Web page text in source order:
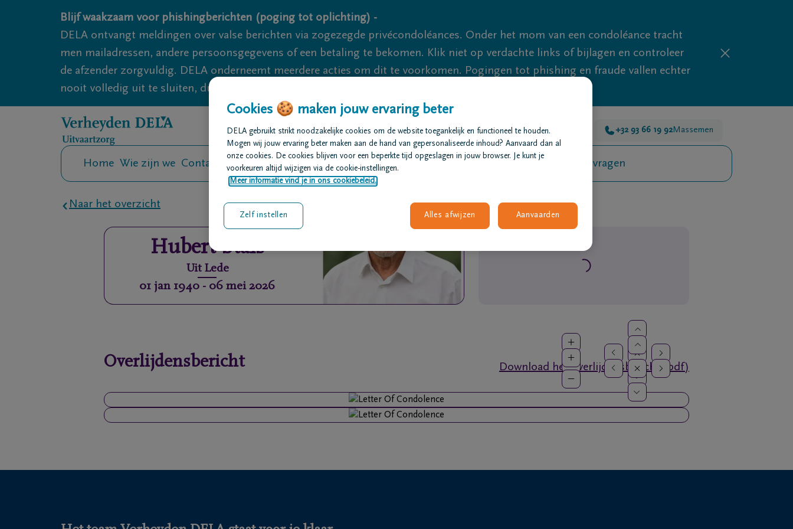
Overslaan en naar inhoud gaan
Blijf waakzaam voor phishingberichten (poging tot oplichting) -
DELA ontvangt meldingen over valse berichten via zogezegde privécondoléances. Onder het mom van een condoléance tracht
men mailadressen, andere persoonsgegevens of een betaling te bekomen. Klik niet op verdachte links of bijlagen en controleer
de afzender zorgvuldig. DELA onderneemt meerdere acties om dit te voorkomen. Pogingen tot phishing en fraude vallen echter
nooit volledig uit te sluiten, dus blijf waakzaam.
We zijn er voor je 24u/24 +32 93 66 19 92Massemen
Home Wie zijn we Contact Uitvaart regelen Overlijdensberichten Ons uitvaartcentrum Veelgestelde vragen
Naar het overzicht
Hubert Stals
Uit Lede
01 jan 1940 - 06 mei 2026
Overlijdensbericht Download het overlijdensbericht (pdf)
Cookies 🍪 maken jouw ervaring beter
DELA gebruikt strikt noodzakelijke cookies om de website toegankelijk en functioneel te houden.
Mogen wij jouw ervaring beter maken aan de hand van gepersonaliseerde inhoud? Aanvaard dan al
onze cookies. De cookies blijven voor een beperkte tijd opgeslagen in jouw browser. Je kunt je
voorkeuren altijd wijzigen via de cookie-instellingen.
Meer informatie vind je in ons cookiebeleid.
Alles afwijzen Aanvaarden
Zelf instellen